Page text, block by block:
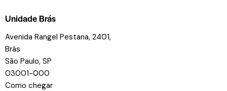
Unidade Brás
Avenida Rangel Pestana, 2401,
Brás
São Paulo, SP
03001-000
Como chegar